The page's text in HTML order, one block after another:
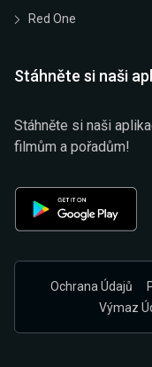
Red One
Stáhněte si naši
Stáhněte si naši
filmům a pořadům!
Ochrana Údajů
Výmaz